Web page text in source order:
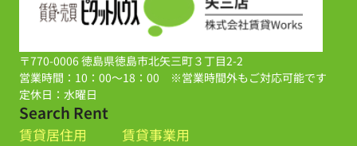
〒770-0006 徳島県徳島市北矢三町３丁目2-2
営業時間：10：00～18：00 ※営業時間外もご対応可能です
定休日：水曜日
Search Rent
賃貸居住用
賃貸事業用